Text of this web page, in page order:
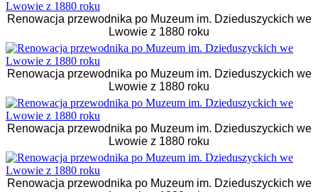
Renowacja przewodnika po Muzeum im. Dzieduszyckich we
Lwowie z 1880 roku
Renowacja przewodnika po Muzeum im. Dzieduszyckich we
Lwowie z 1880 roku
Renowacja przewodnika po Muzeum im. Dzieduszyckich we
Lwowie z 1880 roku
Renowacja przewodnika po Muzeum im. Dzieduszyckich we